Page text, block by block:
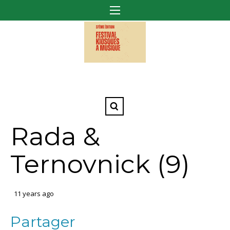
Rada &
Ternovnick (9)
11 years ago
Partager